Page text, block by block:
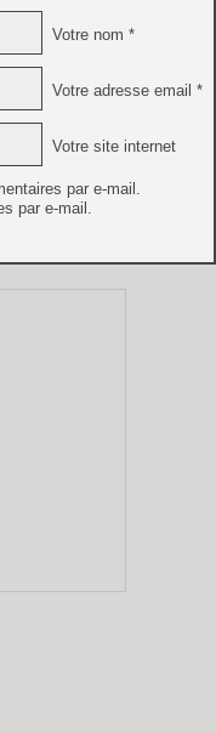
Votre nom *
Votre adresse email *
Votre site internet
par e-mail.
par e-mail.